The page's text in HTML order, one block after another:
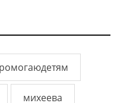
михеева